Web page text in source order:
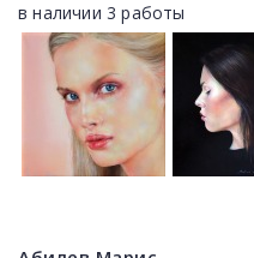
в наличии 3 работы